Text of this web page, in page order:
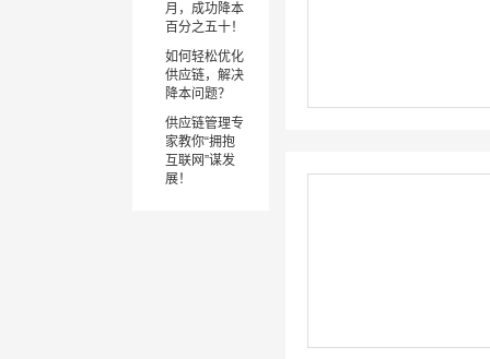
月，成功降本
百分之五十！
如何轻松优化
供应链，解决
降本问题？
供应链管理专
家教你“拥抱
互联网”谋发
展！